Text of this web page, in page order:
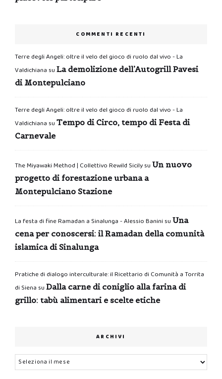
COMMENTI RECENTI
Terre degli Angeli: oltre il velo del gioco di ruolo dal vivo - La
Valdichiana su La demolizione dell’Autogrill Pavesi
di Montepulciano
Terre degli Angeli: oltre il velo del gioco di ruolo dal vivo - La
Valdichiana su Tempo di Circo, tempo di Festa di
Carnevale
The Miyawaki Method | Collettivo Rewild Sicilysu Un nuovo
progetto di forestazione urbana a
Montepulciano Stazione
La festa di fine Ramadan a Sinalunga - Alessio Banini su Una
cena per conoscersi: il Ramadan della comunità
islamica di Sinalunga
Pratiche di dialogo interculturale: il Ricettario di Comunità a Torrita
di Siena su Dalla carne di coniglio alla farina di
grillo: tabù alimentari e scelte etiche
ARCHIVI
Archivi